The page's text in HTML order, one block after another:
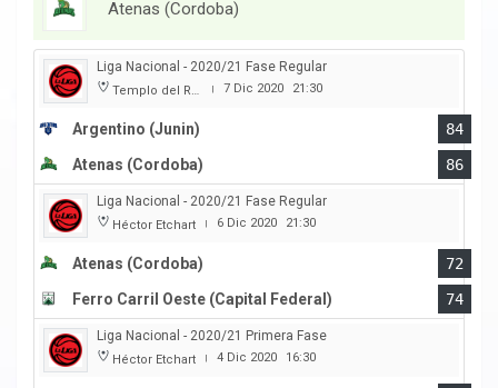
Atenas (Cordoba)
Liga Nacional - 2020/21 Fase Regular
Templo del Rock | 7 Dic 2020 21:30
Argentino (Junin)
84
Atenas (Cordoba)
86
Liga Nacional - 2020/21 Fase Regular
Héctor Etchart | 6 Dic 2020 21:30
Atenas (Cordoba)
72
Ferro Carril Oeste (Capital Federal)
74
Liga Nacional - 2020/21 Primera Fase
Héctor Etchart | 4 Dic 2020 16:30